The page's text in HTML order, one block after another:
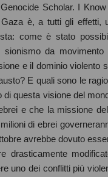
Scholar. I
è, a tutti gli effetti,
come è stato
da movimento
e il dominio violento
E quali sono le
di questa visione del
e che la missione
di ebrei
avrebbe dovuto
drasticamente
uno dei conflitti più